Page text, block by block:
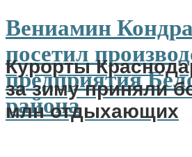
Вениамин
посетил
предприятия
района
Курорты
за зиму приняли
млн отдыхающих